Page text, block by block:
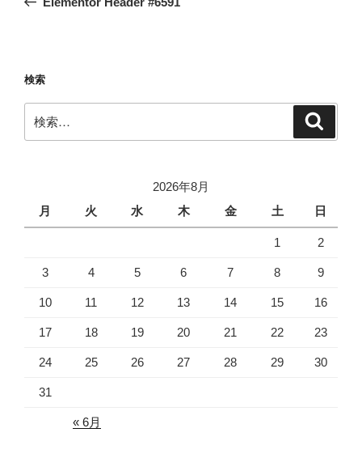
ナ
ー
シ
ョ
検索
索:
2026年8月
月
火 水 木 金 土 日
1 2
3 4 5 6 7 8 9
10 11 12 13 14 15 16
17 18 19 20 21 22 23
24 25 26 27 28 29 30
31
« 6月